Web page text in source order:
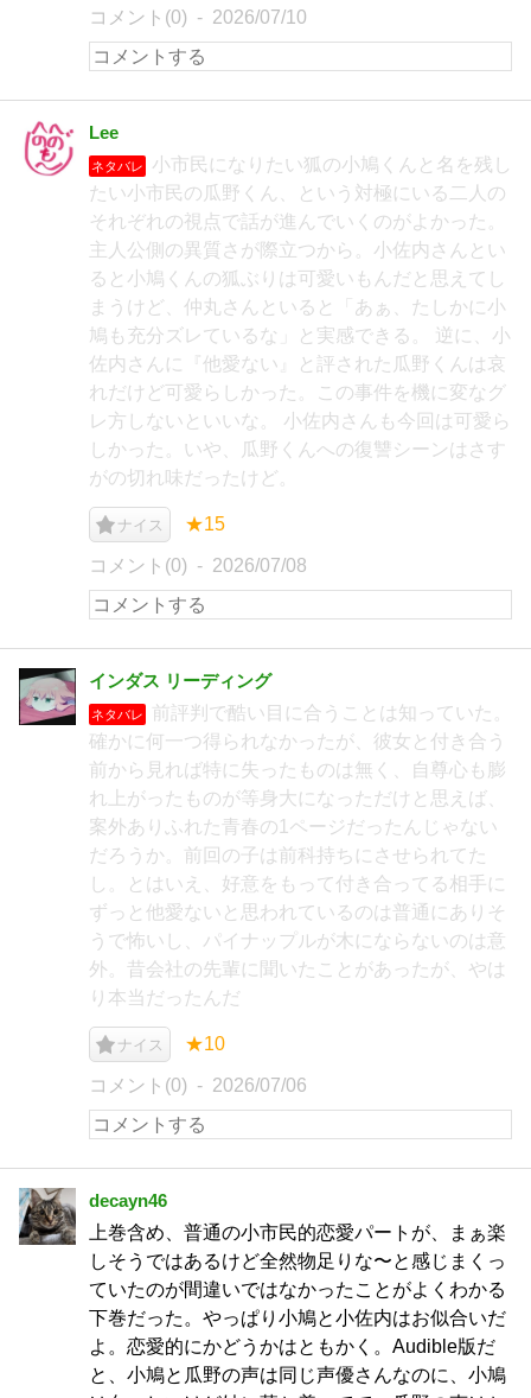
コメント(0) 2026/07/10
Lee
ネタバレ
小市民になりたい狐の小鳩くんと名を残し
たい小市民の瓜野くん、という対極にいる二人の
それぞれの視点で話が進んでいくのがよかった。
主人公側の異質さが際立つから。小佐内さんとい
ると小鳩くんの狐ぶりは可愛いもんだと思えてし
まうけど、仲丸さんといると「あぁ、たしかに小
鳩も充分ズレているな」と実感できる。 逆に、小
佐内さんに『他愛ない』と評された瓜野くんは哀
れだけど可愛らしかった。この事件を機に変なグ
レ方しないといいな。 小佐内さんも今回は可愛ら
しかった。いや、瓜野くんへの復讐シーンはさす
がの切れ味だったけど。
ナイス ★15
コメント(0) 2026/07/08
インダス リーディング
ネタバレ
前評判で酷い目に合うことは知っていた。
確かに何一つ得られなかったが、彼女と付き合う
前から見れば特に失ったものは無く、自尊心も膨
れ上がったものが等身大になっただけと思えば、
案外ありふれた青春の1ページだったんじゃない
だろうか。前回の子は前科持ちにさせられてた
し。とはいえ、好意をもって付き合ってる相手に
ずっと他愛ないと思われているのは普通にありそ
うで怖いし、パイナップルが木にならないのは意
外。昔会社の先輩に聞いたことがあったが、やは
り本当だったんだ
ナイス ★10
コメント(0) 2026/07/06
decayn46
上巻含め、普通の小市民的恋愛パートが、まぁ楽
しそうではあるけど全然物足りな〜と感じまくっ
ていたのが間違いではなかったことがよくわかる
下巻だった。やっぱり小鳩と小佐内はお似合いだ
よ。恋愛的にかどうかはともかく。Audible版だ
と、小鳩と瓜野の声は同じ声優さんなのに、小鳩